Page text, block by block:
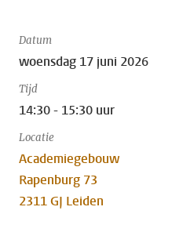
Datum
woensdag 17 juni 2026
Tijd
14:30 - 15:30 uur
Locatie
Academiegebouw
Rapenburg 73
2311 GJ Leiden